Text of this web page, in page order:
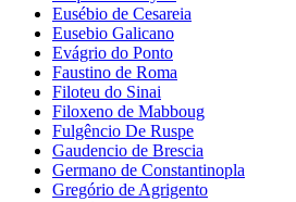
Eusébio de Cesareia
Eusebio Galicano
Evágrio do Ponto
Faustino de Roma
Filoteu do Sinai
Filoxeno de Mabboug
Fulgêncio De Ruspe
Gaudencio de Brescia
Germano de Constantinopla
Gregório de Agrigento